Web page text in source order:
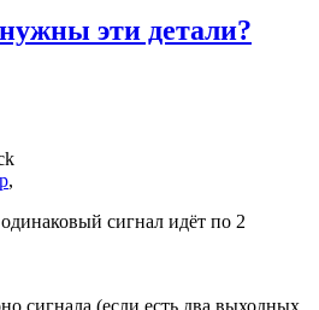
эти детали?
,
сигнал идёт по 2
сигнала (если есть два выходных